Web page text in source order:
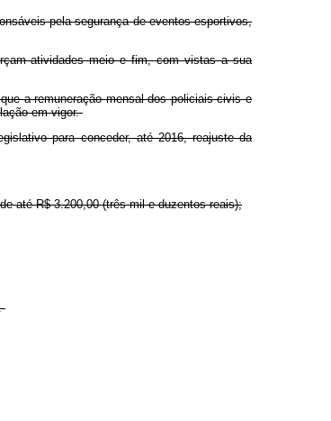
pela segurança de eventos esportivos,
atividades meio e fim, com vistas a sua
a remuneração mensal dos policiais civis e
em vigor.
para conceder, até 2016, reajuste da
até R$ 3.200,00 (três mil e duzentos reais);